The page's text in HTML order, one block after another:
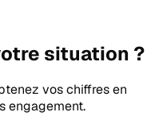
situation ?
vos chiffres en
engagement.